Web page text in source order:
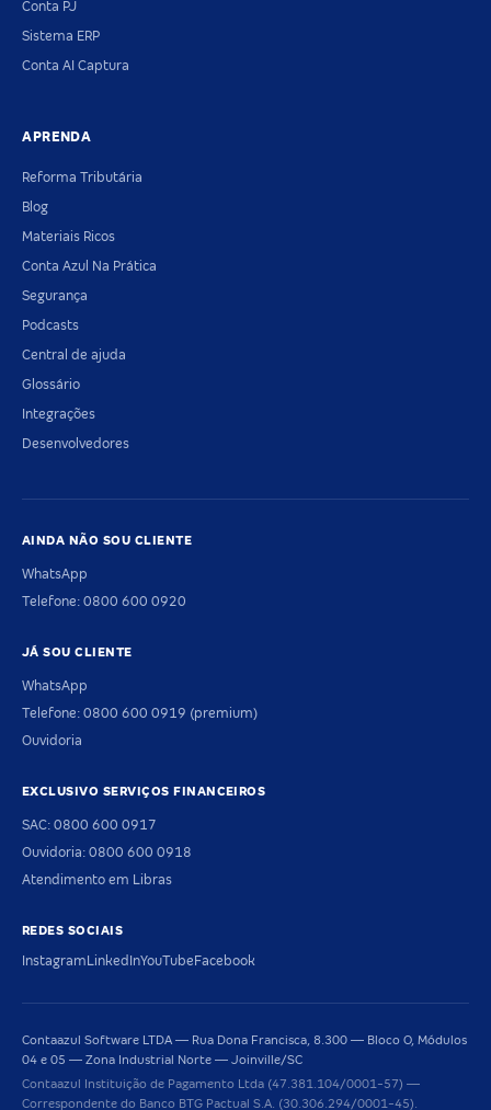
Conta PJ
Sistema ERP
Conta AI Captura
APRENDA
Reforma Tributária
Blog
Materiais Ricos
Conta Azul Na Prática
Segurança
Podcasts
Central de ajuda
Glossário
Integrações
Desenvolvedores
AINDA NÃO SOU CLIENTE
WhatsApp
Telefone: 0800 600 0920
JÁ SOU CLIENTE
WhatsApp
Telefone: 0800 600 0919 (premium)
Ouvidoria
EXCLUSIVO SERVIÇOS FINANCEIROS
SAC: 0800 600 0917
Ouvidoria: 0800 600 0918
Atendimento em Libras
REDES SOCIAIS
InstagramLinkedInYouTubeFacebook
Contaazul Software LTDA — Rua Dona Francisca, 8.300 — Bloco O, Módulos
04 e 05 — Zona Industrial Norte — Joinville/SC
Contaazul Instituição de Pagamento Ltda (47.381.104/0001-57) —
Correspondente do Banco BTG Pactual S.A. (30.306.294/0001-45).